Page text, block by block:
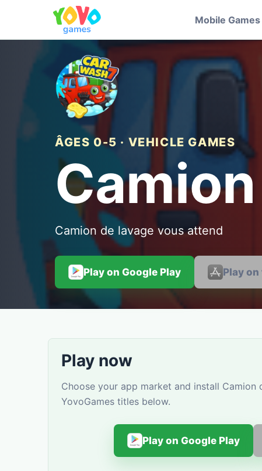
Mobile Games
ÂGES 0-5 · VEHICLE GAMES
Camion de lavage vous attend
Play on Google Play Play
Play now
Choose your app market and install
YovoGames titles below.
Play on Google Play